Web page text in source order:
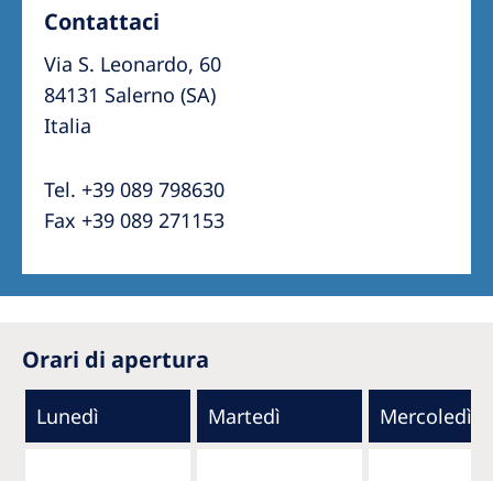
Contattaci
Via S. Leonardo, 60
84131 Salerno (SA)
Italia
Tel. +39 089 798630
Fax +39 089 271153
Orari di apertura
Lunedì Martedì Mercoledì